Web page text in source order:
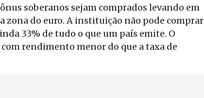
soberanos sejam comprados levando em
zona do euro. A instituição não pode comprar
33% de tudo o que um país emite. O
rendimento menor do que a taxa de